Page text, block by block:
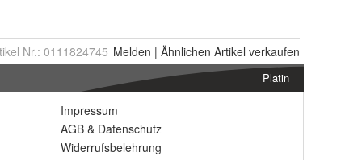
Nr.: 0111824745 Melden | Ähnlichen Artikel verkaufen
Platin
Impressum
AGB & Datenschutz
Widerrufsbelehrung